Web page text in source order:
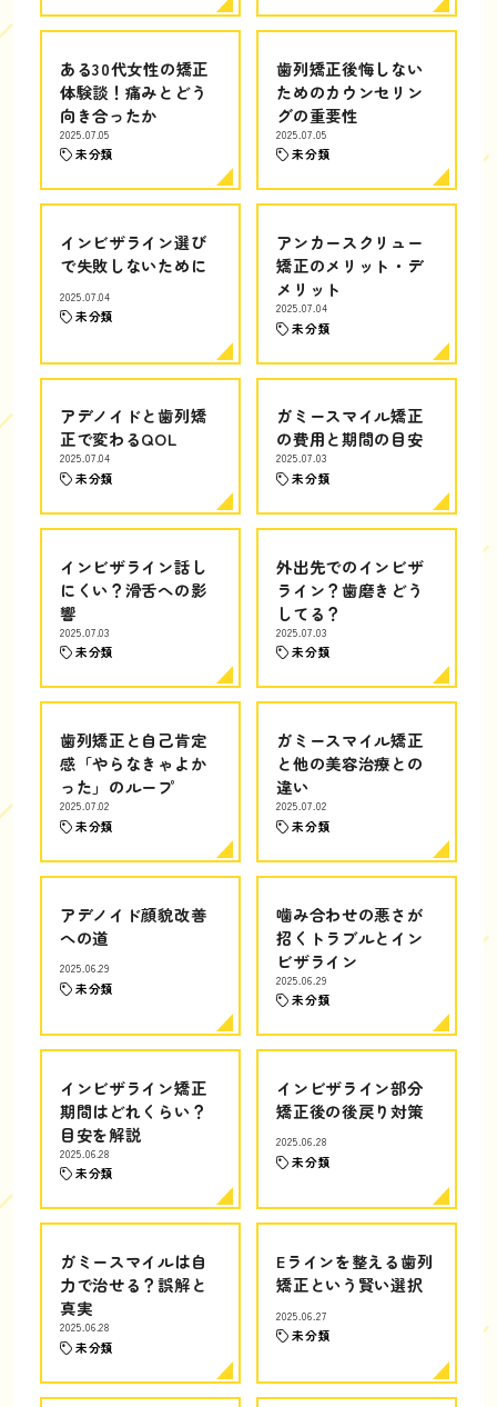
ある30代女性の矯正
体験談！痛みとどう
向き合ったか
2025.07.05
未分類
歯列矯正後悔しない
ためのカウンセリン
グの重要性
2025.07.05
未分類
インビザライン選び
で失敗しないために
2025.07.04
未分類
アンカースクリュー
矯正のメリット・デ
メリット
2025.07.04
未分類
アデノイドと歯列矯
正で変わるQOL
2025.07.04
未分類
ガミースマイル矯正
の費用と期間の目安
2025.07.03
未分類
インビザライン話し
にくい？滑舌への影
響
2025.07.03
未分類
外出先でのインビザ
ライン？歯磨きどう
してる？
2025.07.03
未分類
歯列矯正と自己肯定
感「やらなきゃよか
った」のループ
2025.07.02
未分類
ガミースマイル矯正
と他の美容治療との
違い
2025.07.02
未分類
アデノイド顔貌改善
への道
2025.06.29
未分類
噛み合わせの悪さが
招くトラブルとイン
ビザライン
2025.06.29
未分類
インビザライン矯正
期間はどれくらい？
目安を解説
2025.06.28
未分類
インビザライン部分
矯正後の後戻り対策
2025.06.28
未分類
ガミースマイルは自
力で治せる？誤解と
真実
2025.06.28
未分類
Eラインを整える歯列
矯正という賢い選択
2025.06.27
未分類